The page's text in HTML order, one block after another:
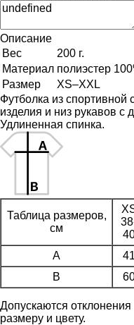
Описание
Вес
200 г.
Материал полиэстер
Размер
XS–XXL
Футболка из спортивной
изделия и низ рукавов с
Удлиненная спинка.
Таблица размеров,
см
A
41
B
Допускаются
размеру и цвету.